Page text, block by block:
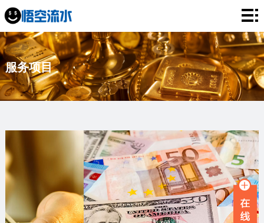
网
站
首
页
银
行
流
工
资
水
薪
流
水
业
流
水
服
务
项
新
闻
品
服务项目